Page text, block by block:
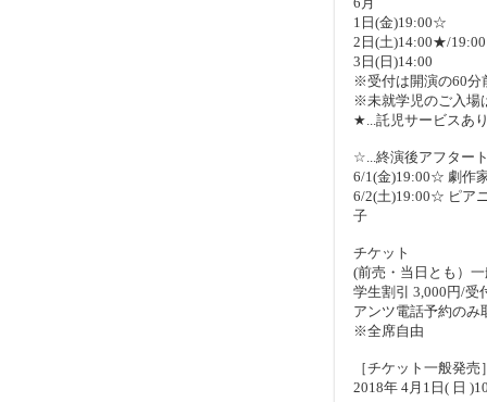
1日(金)19:00☆
2日(土)14:00★/
3日(日)14:00
※受付は開演の60分
※未就学児のご入場
★...託児サービスあ
☆...終演後アフター
6/1(金)19:00☆ 劇作
6/2(土)19:00☆ ピア
子
チケット
(前売・当日とも）
学生割引 3,000円/受
アンツ電話予約のみ
※全席自由
［チケット一般発売
2018年 4月1日( 日